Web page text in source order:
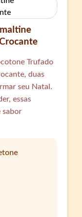
Trufado
duas
seu Natal.
essas
sabor